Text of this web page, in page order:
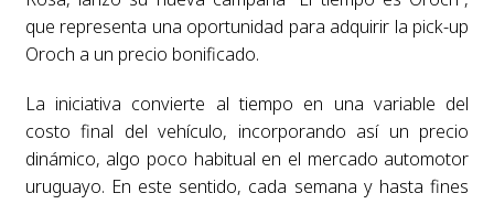
que representa una oportunidad para adquirir la pick-up
Oroch a un precio bonificado.
La iniciativa convierte al tiempo en una variable del
costo final del vehículo, incorporando así un precio
dinámico, algo poco habitual en el mercado automotor
uruguayo. En este sentido, cada semana y hasta fines